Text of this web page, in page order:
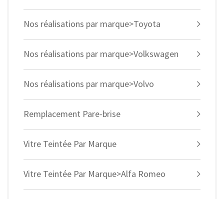
Nos réalisations par marque>Toyota
Nos réalisations par marque>Volkswagen
Nos réalisations par marque>Volvo
Remplacement Pare-brise
Vitre Teintée Par Marque
Vitre Teintée Par Marque>Alfa Romeo